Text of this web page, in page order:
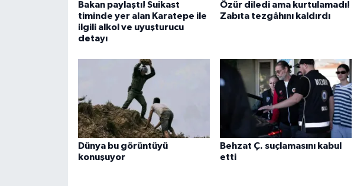
Bakan paylaştı! Suikast
timinde yer alan Karatepe ile
ilgili alkol ve uyuşturucu
detayı
Özür diledi ama kurtulamadı!
Zabıta tezgâhını kaldırdı
Dünya bu görüntüyü
konuşuyor
Behzat Ç. suçlamasını kabul
etti